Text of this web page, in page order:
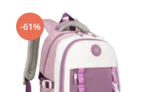
-61%